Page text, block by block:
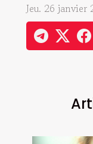
Jeu. 26 janvier